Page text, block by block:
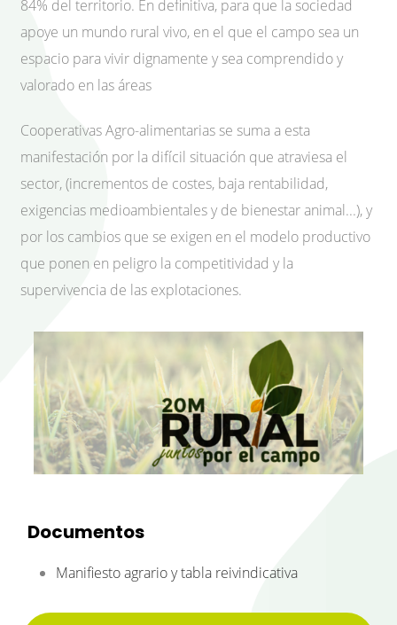
84% del territorio. En definitiva, para que la sociedad
apoye un mundo rural vivo, en el que el campo sea un
espacio para vivir dignamente y sea comprendido y
valorado en las áreas
Cooperativas Agro-alimentarias se suma a esta
manifestación por la difícil situación que atraviesa el
sector, (incrementos de costes, baja rentabilidad,
exigencias medioambientales y de bienestar animal...), y
por los cambios que se exigen en el modelo productivo
que ponen en peligro la competitividad y la
supervivencia de las explotaciones.
Documentos
Manifiesto agrario y tabla reivindicativa